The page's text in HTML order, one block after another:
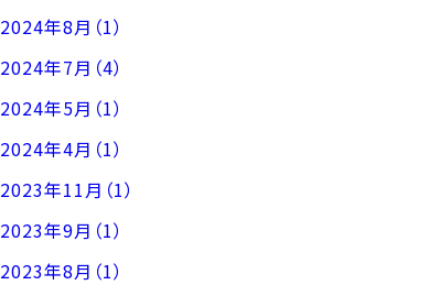
2024年8月（1）
2024年7月（4）
2024年5月（1）
2024年4月（1）
2023年11月（1）
2023年9月（1）
2023年8月（1）